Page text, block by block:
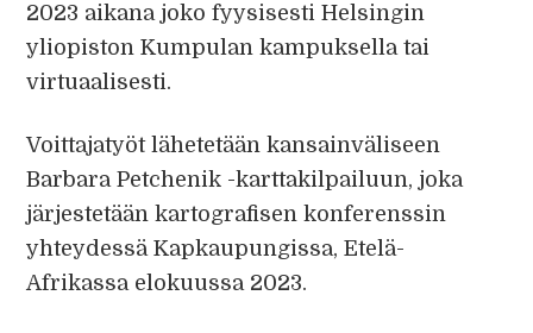
2023 aikana joko fyysisesti Helsingin
yliopiston Kumpulan kampuksella tai
virtuaalisesti.
Voittajatyöt lähetetään kansainväliseen
Barbara Petchenik -karttakilpailuun, joka
järjestetään kartografisen konferenssin
yhteydessä Kapkaupungissa, Etelä-
Afrikassa elokuussa 2023.